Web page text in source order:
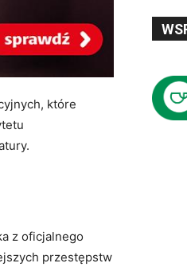
które
z oficjalnego
przestępstw